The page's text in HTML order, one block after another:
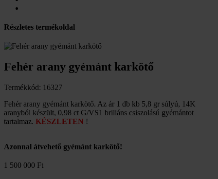
Részletes termékoldal
Fehér arany gyémánt karkötő
Termékkód: 16327
Fehér arany gyémánt karkötő. Az ár 1 db kb 5,8 gr súlyú, 14K
aranyból készült, 0,98 ct G/VS1 briliáns csiszolású gyémántot
tartalmaz. KÉSZLETEN !
Azonnal átvehető gyémánt karkötő!
1 500 000 Ft